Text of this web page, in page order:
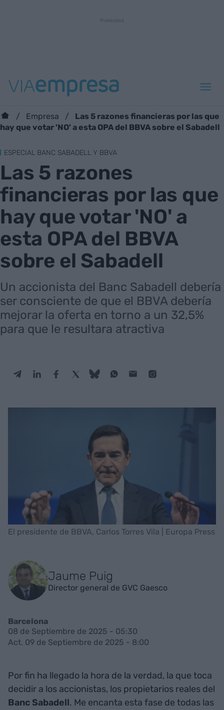
Empresa
Las 5 razones financieras por las que
hay que votar 'NO' a esta OPA del BBVA sobre el Sabadell
ESPECIAL BANC SABADELL Y BBVA
Las 5 razones
financieras por las que
hay que votar 'NO' a
esta OPA del BBVA
sobre el Sabadell
Un accionista del Banc Sabadell debería
ser consciente de que el BBVA debería
mejorar la oferta en torno a un 32,5%
para que le resultara atractiva
El presidente de BBVA, Carlos Torres Vila | Europa Press
Jaume Puig
Director general de GVC Gaesco
Barcelona
08 de Septiembre de 2025 - 05:30
Act. 09 de Septiembre de 2025 - 8:00
Por fin ha llegado la hora de la verdad, la que toca
decidir a los accionistas, los propietarios reales del
Banc Sabadell. Me encanta esta fase de todas las